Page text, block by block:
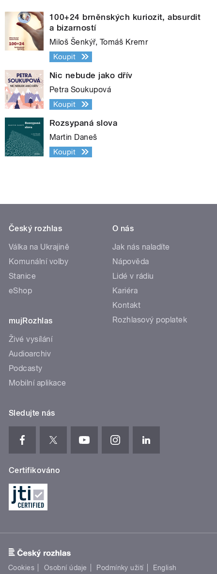
100+24 brněnských kuriozit, absurdit
a bizarností
Miloš Šenkýř, Tomáš Kremr
Koupit
Nic nebude jako dřív
Petra Soukupová
Koupit
Rozsypaná slova
Martin Daneš
Koupit
Český rozhlas
Válka na Ukrajině
Komunální volby
Stanice
eShop
mujRozhlas
Živé vysílání
Audioarchiv
Podcasty
Mobilní aplikace
O nás
Jak nás naladíte
Nápověda
Lidé v rádiu
Kariéra
Kontakt
Rozhlasový poplatek
Sledujte nás
Certifikováno
Cookies Osobní údaje Podmínky užití English